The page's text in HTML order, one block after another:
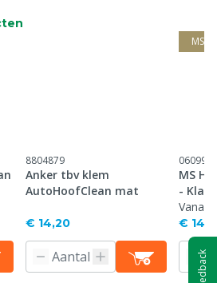
8804879
Anker tbv klem
AutoHoofClean mat
€ 14,20
MS
0609971
MS
-
Vanaf
€
Feedback